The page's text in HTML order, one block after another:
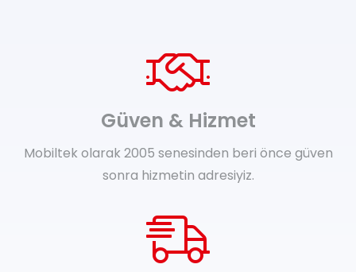
Güven & Hizmet
Mobiltek olarak 2005 senesinden beri önce güven
sonra hizmetin adresiyiz.